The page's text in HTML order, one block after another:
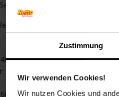
Zustimmung
Wir verwenden Cookies!
Wir nutzen Cookies und
502A M, Q6473A